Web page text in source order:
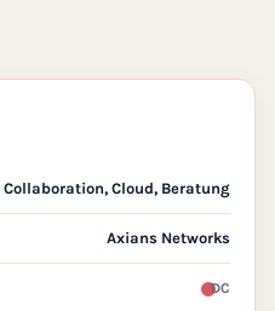
Collaboration, Cloud, Beratung
Axians Networks
DC